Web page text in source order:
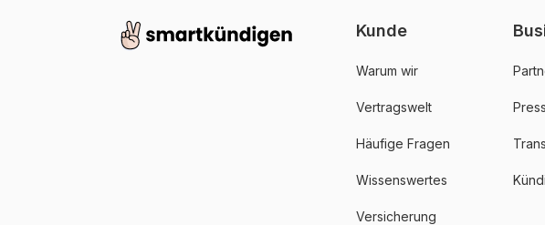
Kunde
Warum wir
Vertragswelt
Häufige Fragen
Wissenswertes
Versicherung